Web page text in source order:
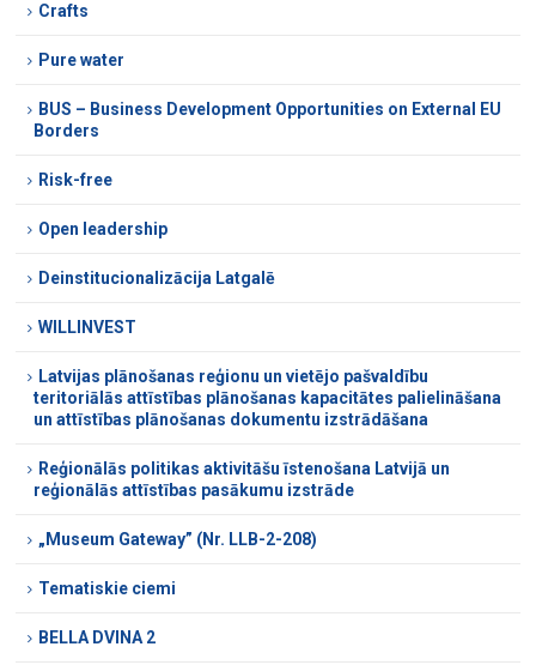
Crafts
Pure water
BUS – Business Development Opportunities on External EU
Borders
Risk-free
Open leadership
Deinstitucionalizācija Latgalē
WILLINVEST
Latvijas plānošanas reģionu un vietējo pašvaldību
teritoriālās attīstības plānošanas kapacitātes palielināšana
un attīstības plānošanas dokumentu izstrādāšana
Reģionālās politikas aktivitāšu īstenošana Latvijā un
reģionālās attīstības pasākumu izstrāde
„Museum Gateway” (Nr. LLB-2-208)
Tematiskie ciemi
BELLA DVINA 2